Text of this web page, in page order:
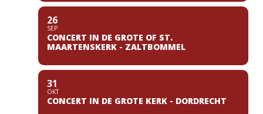
26
SEP
CONCERT IN DE GROTE OF ST.
MAARTENSKERK - ZALTBOMMEL
31
OKT
CONCERT IN DE GROTE KERK - DORDRECHT